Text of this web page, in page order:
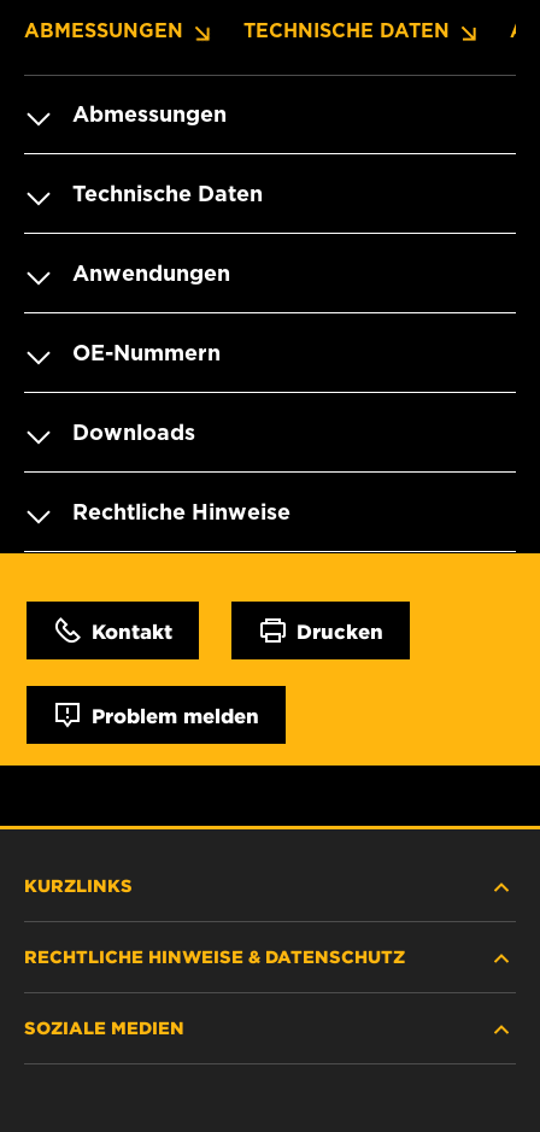
ABMESSUNGEN TECHNISCHE DATEN
Abmessungen
Technische Daten
Anwendungen
OE-Nummern
Downloads
Rechtliche Hinweise
Kontakt Drucken
Problem melden
KURZLINKS
HÄNDLERSUCHE
RECHTLICHE HINWEISE & DATENSCHUTZ
SOZIALE MEDIEN